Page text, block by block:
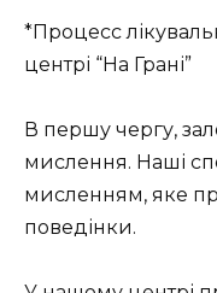
*Процесс
центрі “На Грані”
В першу чергу,
мислення. Наші
мисленням, яке
поведінки.